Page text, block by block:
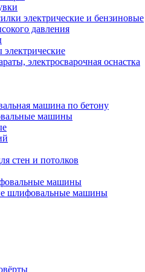
электрические и бензиновые
давления
электросварочная оснастка
машина по бетону
машины
стен и потолков
машины
шлифовальные машины